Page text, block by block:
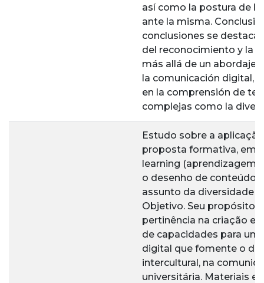
así como la postura de
ante la misma.
conclusiones se destaca
del reconocimiento y la
más allá de un abordaje
la comunicación digital,
en la comprensión de
complejas como la
Estudo sobre a
proposta formativa, em
learning (aprendizagem
o desenho de conteúdos
assunto da diversidade
Objetivo. Seu propósito
pertinência na criação e
de capacidades para
digital que fomente o
intercultural, na
universitária. Materiais e